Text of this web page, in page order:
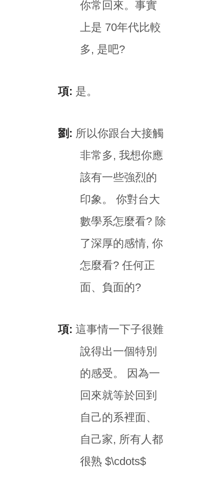
你常回來。事實
上是 70年代比較
多, 是吧?
項: 是。
劉: 所以你跟台大接觸
非常多, 我想你應
該有一些強烈的
印象。 你對台大
數學系怎麼看? 除
了深厚的感情, 你
怎麼看? 任何正
面、負面的?
項: 這事情一下子很難
說得出一個特別
的感受。 因為一
回來就等於回到
自己的系裡面、
自己家, 所有人都
很熟 $\cdots$